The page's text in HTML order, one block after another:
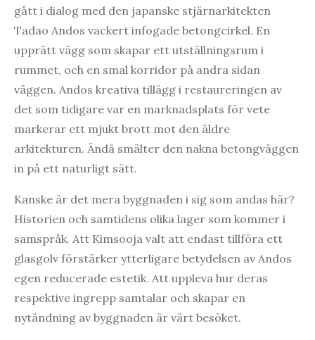
gått i dialog med den japanske stjärnarkitekten
Tadao Andos vackert infogade betongcirkel. En
upprätt vägg som skapar ett utställningsrum i
rummet, och en smal korridor på andra sidan
väggen. Andos kreativa tillägg i restaureringen av
det som tidigare var en marknadsplats för vete
markerar ett mjukt brott mot den äldre
arkitekturen. Ändå smälter den nakna betongväggen
in på ett naturligt sätt.
Kanske är det mera byggnaden i sig som andas här?
Historien och samtidens olika lager som kommer i
samspråk. Att Kimsooja valt att endast tillföra ett
glasgolv förstärker ytterligare betydelsen av Andos
egen reducerade estetik. Att uppleva hur deras
respektive ingrepp samtalar och skapar en
nytändning av byggnaden är värt besöket.